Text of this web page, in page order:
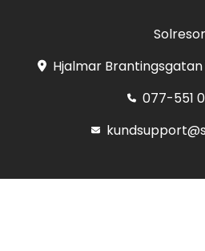
Solresor
Hjalmar Brantingsgatan
077-551